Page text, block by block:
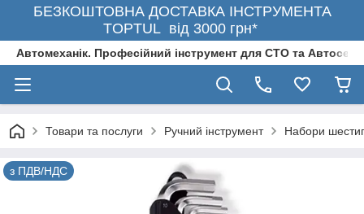
БЕЗКОШТОВНА ДОСТАВКА ІНСТРУМЕНТА
TOPTUL від 3000 грн*
Автомеханік. Професійний інструмент для СТО та
Товари та послуги Ручний інструмент Набори
з ПДВ/НДС